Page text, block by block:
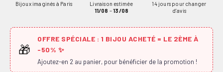
Bijoux imaginés à Paris
Livraison estimée
11/08 –13/08
14 jours pour changer
d’avis
🎁
OFFRE SPÉCIALE : 1 BIJOU ACHETÉ = LE 2ÈME À
-50% ✨
Ajoutez-en 2 au panier, pour bénéficier de la promotion !